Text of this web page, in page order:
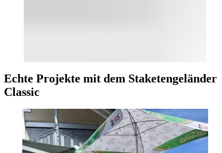
Echte Projekte mit dem Staketengeländer
Classic